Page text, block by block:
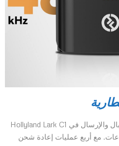
تقول الشركة بأن وحدات الاستقبال والإرسال في Hollyland Lark C1
مع أربع عمليات إعادة شحن